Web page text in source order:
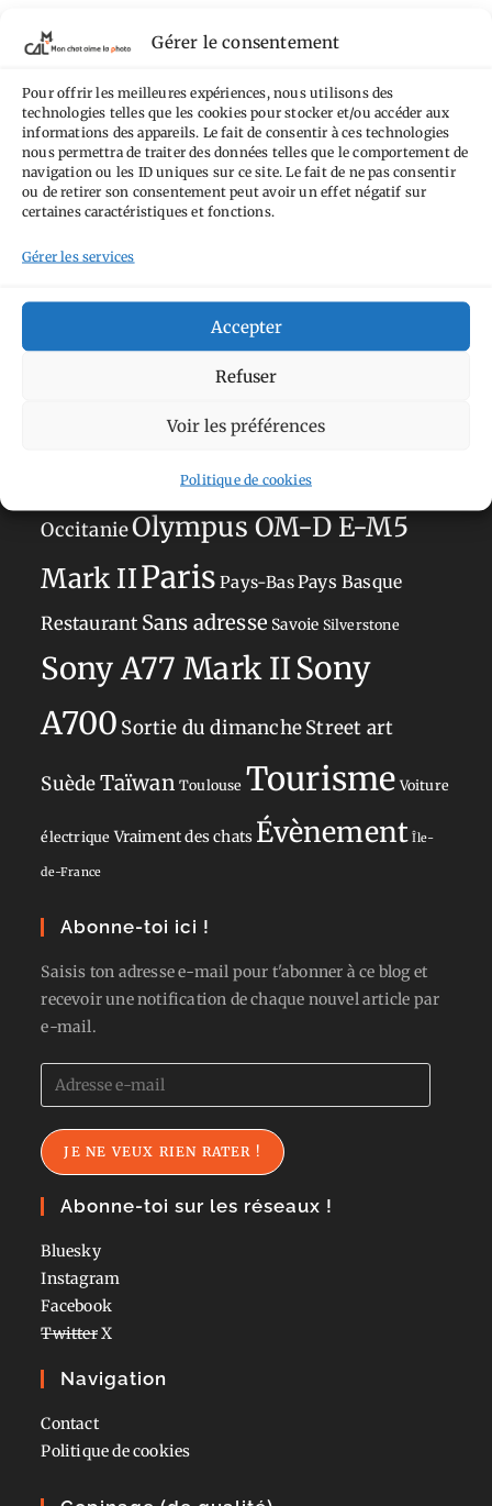
Gérer le consentement
Pour offrir les meilleures expériences, nous utilisons des
technologies telles que les cookies pour stocker et/ou accéder aux
informations des appareils. Le fait de consentir à ces technologies
nous permettra de traiter des données telles que le comportement de
navigation ou les ID uniques sur ce site. Le fait de ne pas consentir
ou de retirer son consentement peut avoir un effet négatif sur
certaines caractéristiques et fonctions.
Gérer les services
Accepter
Refuser
Voir les préférences
Politique de cookies
Attribution - Pas d'Utilisation Commerciale -
Pas de Modification 4.0 International.
Fondé(e) sur une œuvre dehttps://mcalp.fr.
Aimez-vous bordelAllemagne
Anti tourismeBar
Japon
La DéfenseNormandie
OccitanieOlympus OM-D E-M5
Mark IIParis Pays-BasPays Basque
Restaurant Sans adresse Savoie Silverstone
Sony A77 Mark IISony
A700 Sortie du dimancheStreet art
SuèdeTaïwan Toulouse Tourisme Voiture
électrique Vraiment des chats Évènement Île-
de-France
Abonne-toi ici !
Saisis ton adresse e-mail pour t'abonner à ce blog et
recevoir une notification de chaque nouvel article par
e-mail.
Adresse
e-
mail
JE NE VEUX RIEN RATER !
Abonne-toi sur les réseaux !
Bluesky
Instagram
Facebook
TwitterX
Navigation
Contact
Politique de cookies